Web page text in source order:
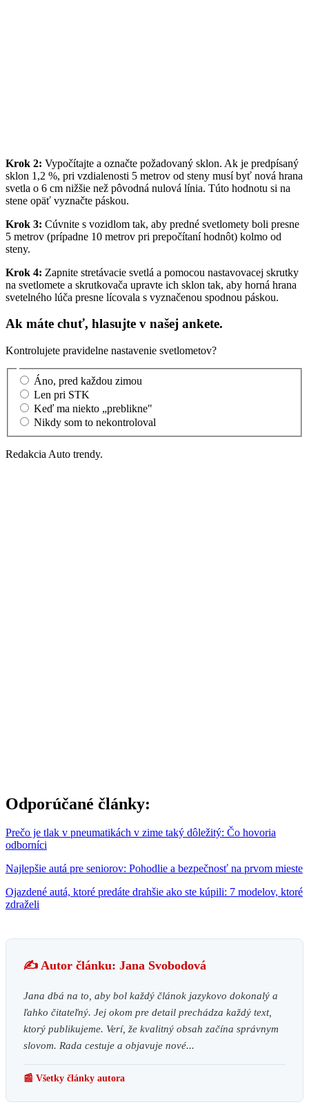
Krok 2: Vypočítajte a označte požadovaný sklon. Ak je predpísaný
sklon 1,2 %, pri vzdialenosti 5 metrov od steny musí byť nová hrana
svetla o 6 cm nižšie než pôvodná nulová línia. Túto hodnotu si na
stene opäť vyznačte páskou.
Krok 3: Cúvnite s vozidlom tak, aby predné svetlomety boli presne
5 metrov (prípadne 10 metrov pri prepočítaní hodnôt) kolmo od
steny.
Krok 4: Zapnite stretávacie svetlá a pomocou nastavovacej skrutky
na svetlomete a skrutkovača upravte ich sklon tak, aby horná hrana
svetelného lúča presne lícovala s vyznačenou spodnou páskou.
Ak máte chuť, hlasujte v našej ankete.
Kontrolujete pravidelne nastavenie svetlometov?
Áno, pred každou zimou
Len pri STK
Keď ma niekto „preblikne"
Nikdy som to nekontroloval
Redakcia Auto trendy.
Odporúčané články:
Prečo je tlak v pneumatikách v zime taký dôležitý: Čo hovoria
odborníci
Najlepšie autá pre seniorov: Pohodlie a bezpečnosť na prvom mieste
Ojazdené autá, ktoré predáte drahšie ako ste kúpili: 7 modelov, ktoré
zdraželi
✍️ Autor článku: Jana Svobodová
Jana dbá na to, aby bol každý článok jazykovo dokonalý a
ľahko čitateľný. Jej okom pre detail prechádza každý text,
ktorý publikujeme. Verí, že kvalitný obsah začína správnym
slovom. Rada cestuje a objavuje nové...
📰 Všetky články autora